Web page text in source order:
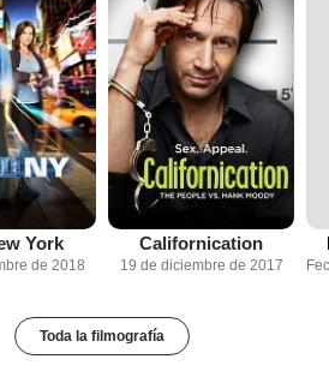
York
de 2018
Californication
19 de diciembre de 2017
Toda la filmografía